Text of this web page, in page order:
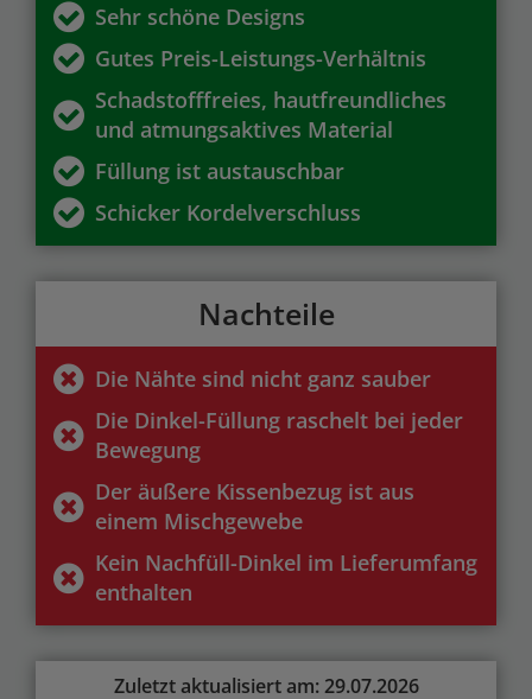
Sehr schöne Designs
Gutes Preis-Leistungs-Verhältnis
Schadstofffreies, hautfreundliches
und atmungsaktives Material
Füllung ist austauschbar
Schicker Kordelverschluss
Nachteile
Die Nähte sind nicht ganz sauber
Die Dinkel-Füllung raschelt bei jeder
Bewegung
Der äußere Kissenbezug ist aus
einem Mischgewebe
Kein Nachfüll-Dinkel im Lieferumfang
enthalten
Zuletzt aktualisiert am: 29.07.2026